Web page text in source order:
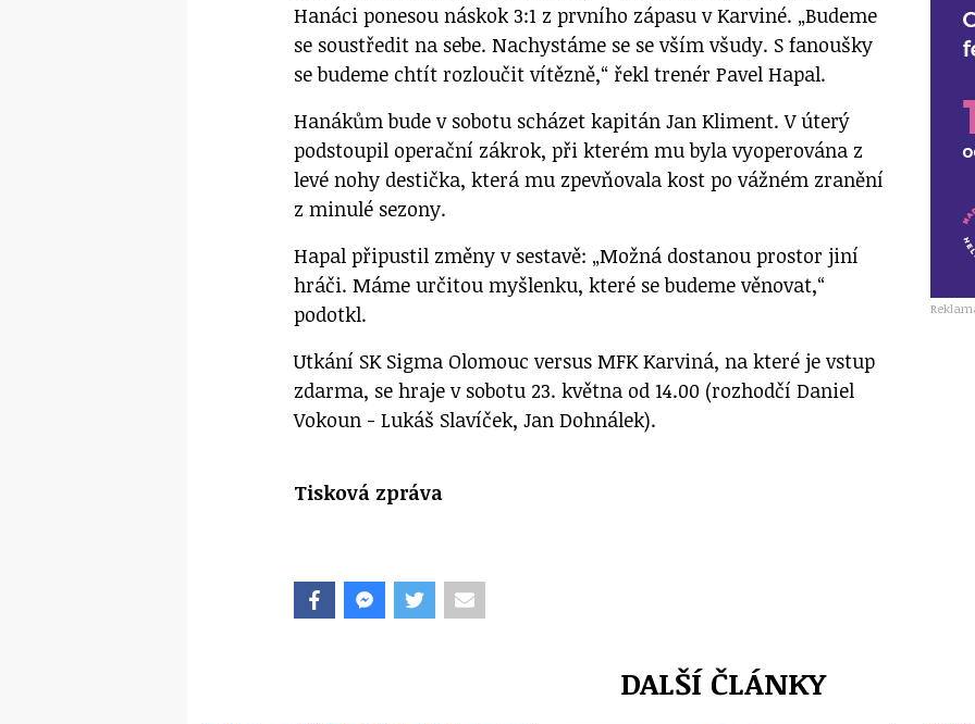
Hanáci ponesou náskok 3:1 z prvního zápasu v Karviné. „Budeme
se soustředit na sebe. Nachystáme se se vším všudy. S fanoušky
se budeme chtít rozloučit vítězně,“ řekl trenér Pavel Hapal.
Hanákům bude v sobotu scházet kapitán Jan Kliment. V úterý
podstoupil operační zákrok, při kterém mu byla vyoperována z
levé nohy destička, která mu zpevňovala kost po vážném zranění
z minulé sezony.
Hapal připustil změny v sestavě: „Možná dostanou prostor jiní
hráči. Máme určitou myšlenku, které se budeme věnovat,“
podotkl.
Utkání SK Sigma Olomouc versus MFK Karviná, na které je vstup
zdarma, se hraje v sobotu 23. května od 14.00 (rozhodčí Daniel
Vokoun - Lukáš Slavíček, Jan Dohnálek).
Tisková zpráva
DALŠÍ ČLÁNKY